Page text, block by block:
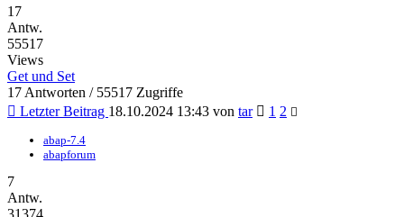
17
Antw.
55517
Views
Get und Set
17 Antworten / 55517 Zugriffe
Letzter Beitrag 18.10.2024 13:43 von tar 1 2
abap-7.4
abapforum
7
Antw.
31374